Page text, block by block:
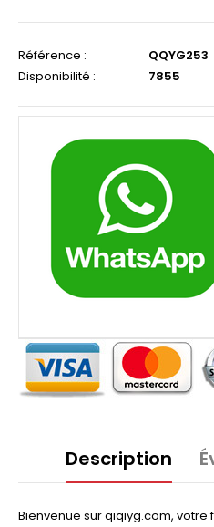
Référence :
QQYG253
Disponibilité :
7855
Description
Bienvenue sur qiqiyg.com, votre